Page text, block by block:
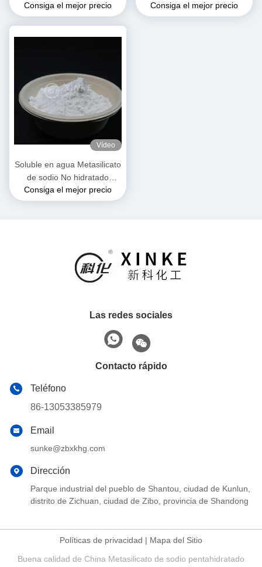
Soluble en agua
Consiga el mejor precio
solubilidad en agua Soluble
y 54% de agua cristalina
Consiga el mejor precio
Vídeo
Soluble en agua Metasilicato
de sodio No hidratado
Granulados blancos y de
flujo libre Polvo agua
Consiga el mejor precio
Las redes sociales
Contacto rápido
Teléfono
86-13053385979
Email
sunke@zbxkhg.com
Dirección
Parque industrial del pueblo de Shantou, ciudad de Kunlun,
distrito de Zichuan, ciudad de Zibo, provincia de Shandong
Políticas de privacidad | Mapa del Sitio
Buena calidad de China Metasilicato de sodio pentahidratado